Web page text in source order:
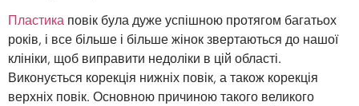
Пластика повік була дуже успішною протягом багатьох
років, і все більше і більше жінок звертаються до нашої
клініки, щоб виправити недоліки в цій області.
Виконується корекція нижніх повік, а також корекція
верхніх повік. Основною причиною такого великого